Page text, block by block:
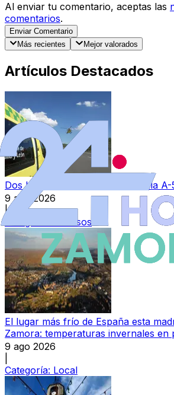
Al enviar tu comentario, aceptas las
comentarios.
Enviar Comentario
Más recientes
Mejor valorados
Artículos Destacados
Dos heridos en un accidente en la
9 ago 2026
|
Sucesos
El lugar más frío de España esta
Zamora: temperaturas invernales en
9 ago 2026
Categoría: Local